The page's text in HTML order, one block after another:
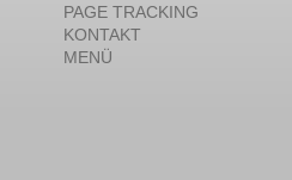
PAGE TRACKING
KONTAKT
MENÜ